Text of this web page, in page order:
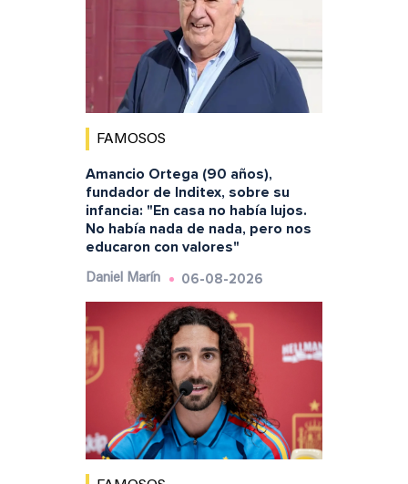
FAMOSOS
Amancio Ortega (90 años),
fundador de Inditex, sobre su
infancia: "En casa no había lujos.
No había nada de nada, pero nos
educaron con valores"
Daniel Marín 06-08-2026